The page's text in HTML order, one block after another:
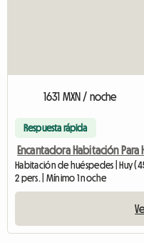
1631 MXN / noche
Respuesta rápida
Encantadora Habitación Para
Habitación de huéspedes | Huy
2 pers. | Mínimo 1 noche